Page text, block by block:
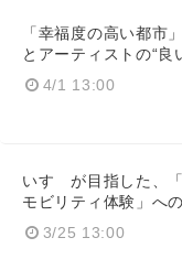
「幸福度の高い都市
とアーティストの“良
4/1 13:00
いすゞが目指した、
モビリティ体験」へ
3/25 13:00